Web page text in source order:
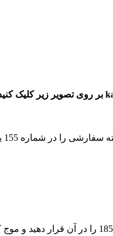
بر روی تصویر زیر کلیک
155 یا 185 خریداری کنید.
همان‌طور که گفته شد، قطره‌چکان موج کالیته به برند فیلترهای